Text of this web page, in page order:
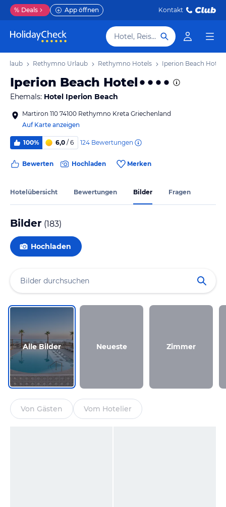
% Deals App öffnen Kontakt
Hotel, Reiseziel
Urlaub Rethymno Urlaub Rethymno Hotels Iperion Beach Hotel
Iperion Beach Hotel
Ehemals: Hotel Iperion Beach
Martiron 110 74100 Rethymno Kreta Griechenland
Auf Karte anzeigen
100% 6,0 / 6 124 Bewertungen
Bewerten Hochladen Merken
Hotelübersicht Bewertungen Bilder Fragen
Bilder (183)
Hochladen
Alle Bilder Neueste Zimmer
Von Gästen Vom Hotelier